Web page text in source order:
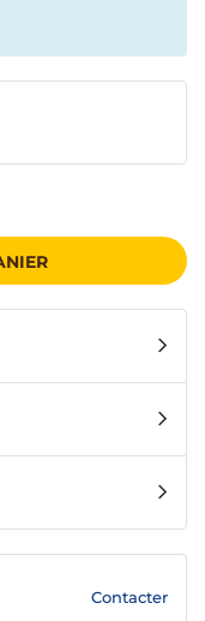
Contacter